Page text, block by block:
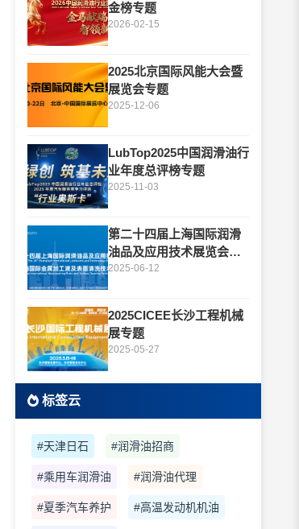
金榜专题
2026-02-15
2025北京国际风能大会暨
展览会专题
2025-12-06
LubTop2025中国润滑油行
业年度总评榜专题
2025-11-03
第二十四届上海国际润滑
油品及应用技术展览会专
题
2025-06-12
2025CICEE长沙工程机械
展专题
2025-05-27
标签云
#天津日石 #润滑油招商
#乘用车润滑油 #润滑油代理
#夏季汽车养护 #高温发动机机油